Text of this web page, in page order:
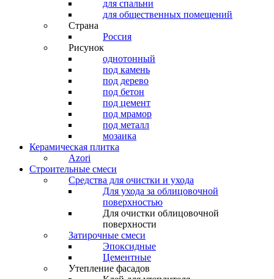
для спальни
для общественных помещений
Страна
Россия
Рисунок
однотонный
под камень
под дерево
под бетон
под цемент
под мрамор
под металл
мозаика
Керамическая плитка
Azori
Строительные смеси
Средства для очистки и ухода
Для ухода за облицовочной
поверхностью
Для очистки облицовочной
поверхности
Затирочные смеси
Эпоксидные
Цементные
Утепление фасадов